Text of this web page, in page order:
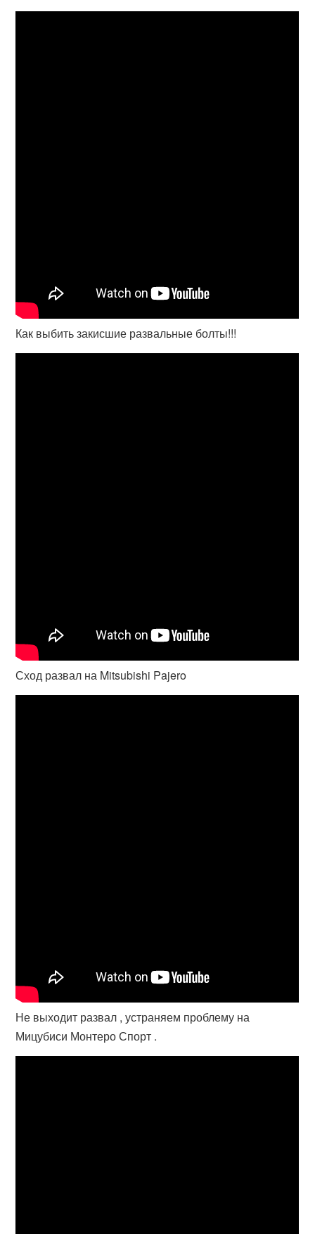
Как выбить закисшие развальные болты!!!
Сход развал на Mitsubishi Pajero
Не выходит развал , устраняем проблему на
Мицубиси Монтеро Спорт .